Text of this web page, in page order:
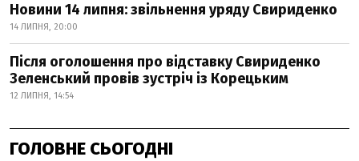
Новини 14 липня: звільнення уряду Свириденко
14 ЛИПНЯ, 20:00
Після оголошення про відставку Свириденко
Зеленський провів зустріч із Корецьким
12 ЛИПНЯ, 14:54
ГОЛОВНЕ СЬОГОДНІ